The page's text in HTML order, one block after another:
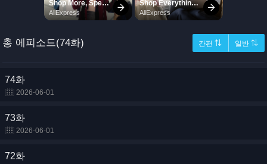
총 에피소드(74화) 간편 ⇅ 일반 ⇅
74화
2026-06-01
73화
2026-06-01
72화